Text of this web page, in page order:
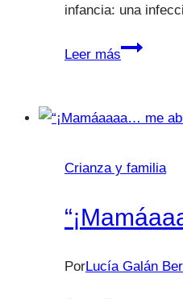
infancia: una
Leer más
infantil
vacaciones
Crianza y familia
PorLucía Galán